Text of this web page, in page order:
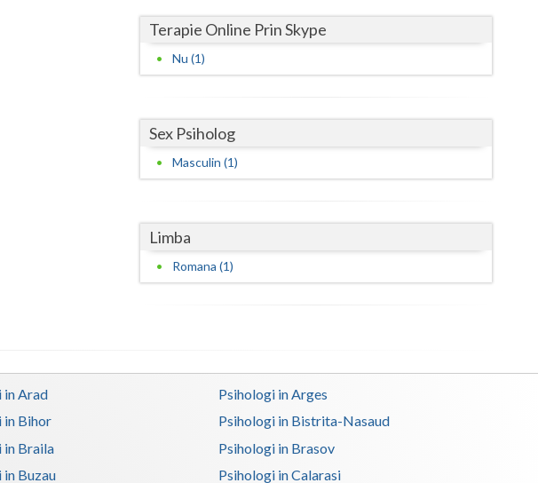
Terapie Online Prin Skype
Nu (1)
Sex Psiholog
Masculin (1)
Limba
Romana (1)
in Arad
Psihologi in Arges
in Bihor
Psihologi in Bistrita-Nasaud
in Braila
Psihologi in Brasov
in Buzau Psihologi in Calarasi